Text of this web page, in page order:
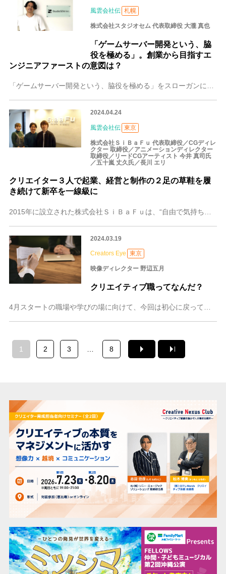
風雲会社伝 札幌
株式会社スタジオセム 代表取締役 大瀧 真也
「ゲームサーバー開発という、脇
役を極める」。創業から目指すエ
ンジニアファーストの意図は？
「ゲームサーバー開発という、脇役を極める」をスローガンに、ゲーム開発者が開発に専念できるようにと、サーバサイドの開発事業を展開している札幌の株式会社スタジオセム
2024.04.24
風雲会社伝 東京
株式会社ＳｉＢａＦｕ 代表取締役／CGディレ
クター 取締役／アニメーションディレクター
取締役／リードCGアーティスト 今井 真司氏
／五十嵐 丈久氏／長川 エリ
クリエイター３人で起業、経営と制作の２足の草鞋を履
き続けて新卒を一線級に
2024.03.19
Creators Eye 東京
映像ディレクター 野辺五月
クリエイティブ職ってなんだ？
4月スタートの職場や学びの場に向けて、今回は初心に戻って「クリエイティブ職」ってなんだ？の話。 専門学校の学生さんに、「クリエイティブ職に就きたいんですけど」と
1 2 3 8